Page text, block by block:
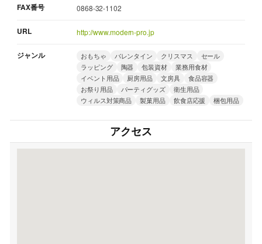
FAX番号 0868-32-1102
URL http://www.modern-pro.jp
ジャンル おもちゃ バレンタイン クリスマス
セール
ラッピング
陶器 包装資材
業務用食材
イベント用品
厨房用品 文房具
食品容器
お祭り用品
パーティグッズ
衛生用品
ウィルス対策商品
製菓用品 飲食店応援 梱包用品
アクセス